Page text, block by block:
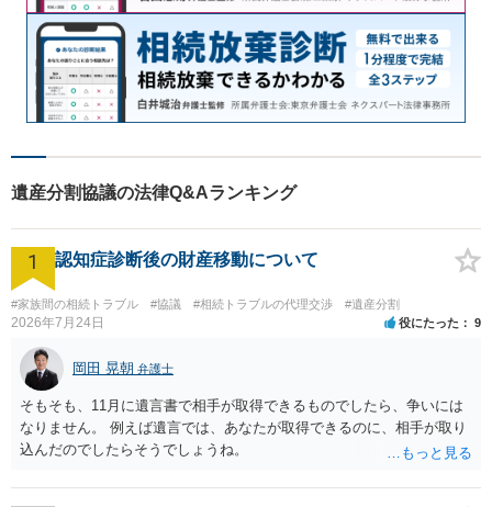
遺産分割協議の法律Q&Aランキング
1 認知症診断後の財産移動について
#家族間の相続トラブル #協議 #相続トラブルの代理交渉 #遺産分割
2026年7月24日 役にたった 9
岡田 晃朝 弁護士
そもそも、11月に遺言書で相手が取得できるものでしたら、争いには
なりません。 例えば遺言では、あなたが取得できるのに、相手が取り
込んだのでしたらそうでしょうね。